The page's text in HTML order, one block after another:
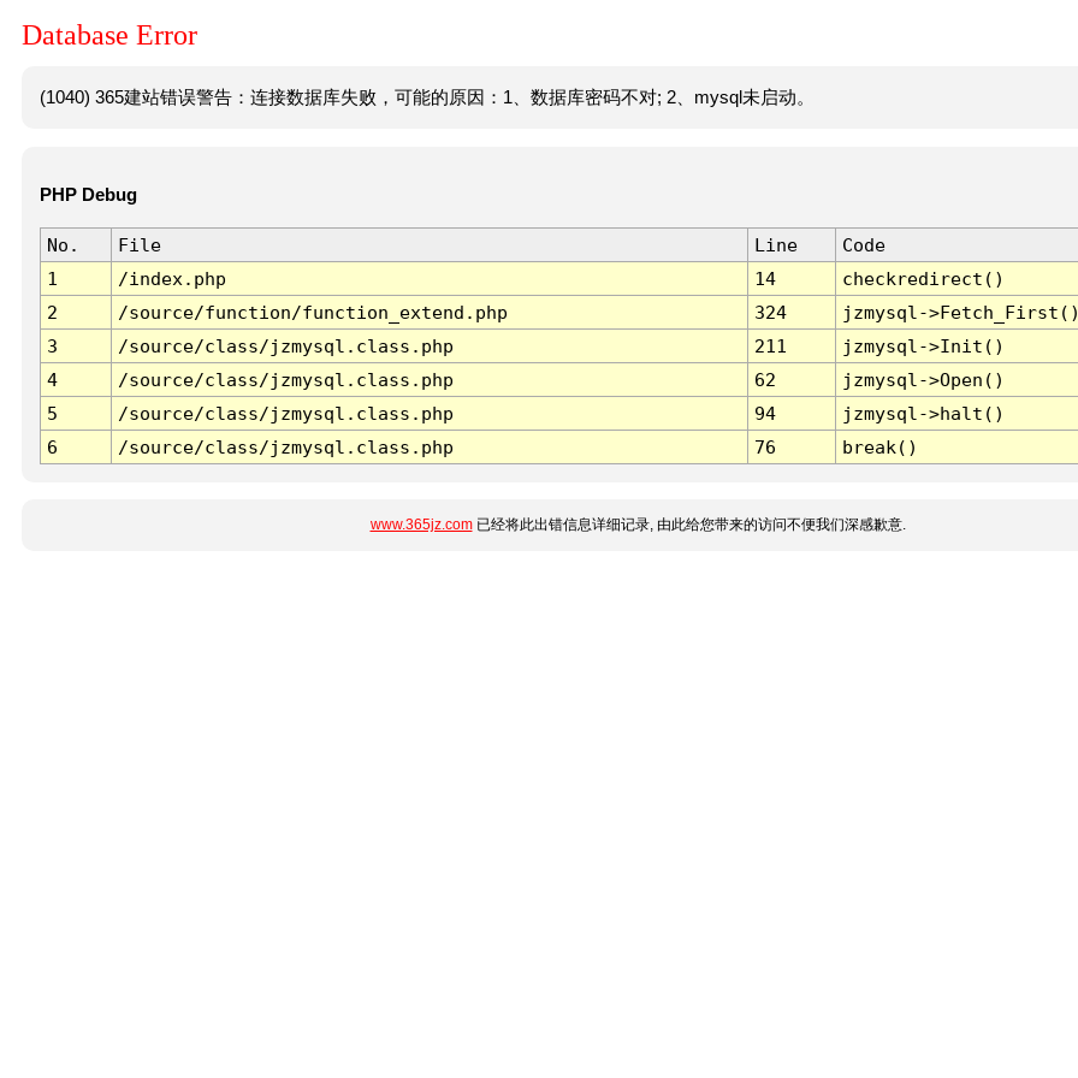
Database Error
(1040) 365建站错误警告：连接数据库失败，可能的原因：1、数据库密码不对; 2、mysql未启动。
PHP Debug
No. File Line
Code
1
/index.php 14
checkredirect()
2
/source/function/function_extend.php 324
jzmysql-
3
/source/class/jzmysql.class.php 211
jzmysql->Init()
4
/source/class/jzmysql.class.php 62
jzmysql->Open()
5
/source/class/jzmysql.class.php 94
jzmysql->halt()
6
/source/class/jzmysql.class.php 76 break()
www.365jz.com已经将此出错信息详细记录, 由此给您带来的访问不便我们深感歉意.